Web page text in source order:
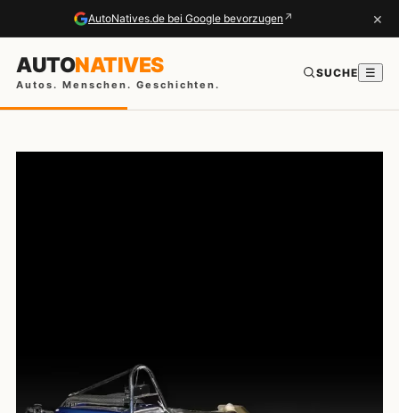
AutoNatives.de bei Google bevorzugen ↗ ×
AUTONATIVES
Autos. Menschen. Geschichten.
SUCHE ☰